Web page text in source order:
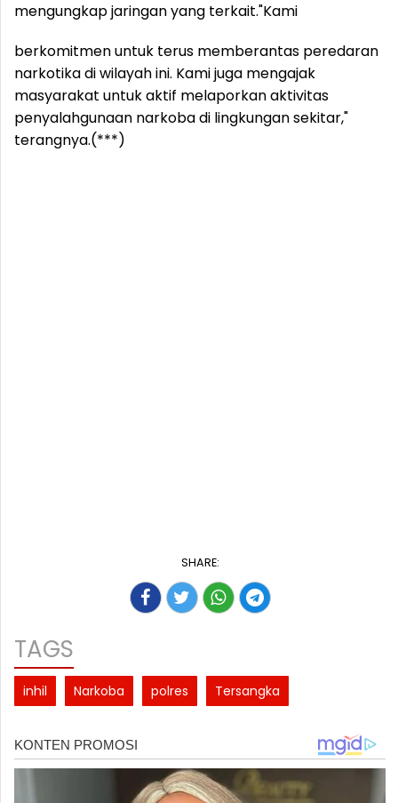
mengungkap jaringan yang terkait."Kami
berkomitmen untuk terus memberantas peredaran
narkotika di wilayah ini. Kami juga mengajak
masyarakat untuk aktif melaporkan aktivitas
penyalahgunaan narkoba di lingkungan sekitar,"
terangnya.(***)
SHARE:
TAGS
inhil Narkoba polres Tersangka